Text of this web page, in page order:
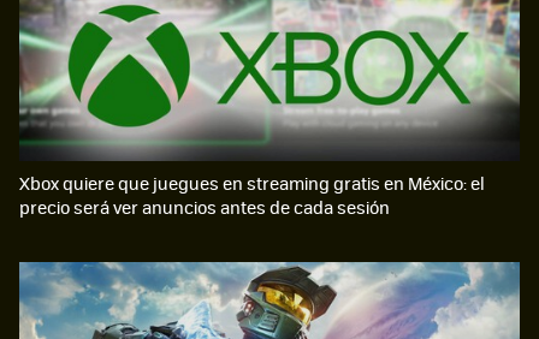
Xbox quiere que juegues en streaming gratis en México: el
precio será ver anuncios antes de cada sesión